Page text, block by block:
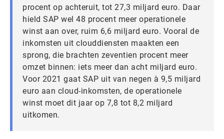
procent op achteruit, tot 27,3 miljard euro. Daar
hield SAP wel 48 procent meer operationele
winst aan over, ruim 6,6 miljard euro. Vooral de
inkomsten uit clouddiensten maakten een
sprong, die brachten zeventien procent meer
omzet binnen: iets meer dan acht miljard euro.
Voor 2021 gaat SAP uit van negen à 9,5 miljard
euro aan cloud-inkomsten, de operationele
winst moet dit jaar op 7,8 tot 8,2 miljard
uitkomen.